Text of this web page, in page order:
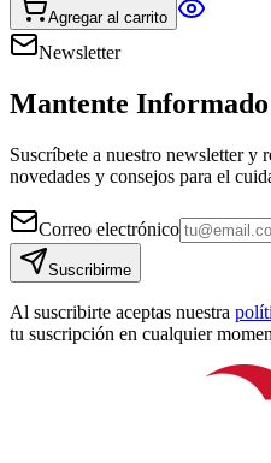
Agregar al carrito
Newsletter
Mantente Informado
Suscríbete a nuestro newsletter y
novedades y consejos para el
Correo electrónico
Suscribirme
Al suscribirte aceptas nuestra
tu suscripción en cualquier